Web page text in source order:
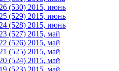
(530) 2015, июнь
(529) 2015, июнь
(528) 2015, июнь
(527) 2015, май
(526) 2015, май
(525) 2015, май
(524) 2015, май
(523) 2015, май